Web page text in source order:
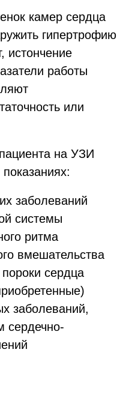
камер сердца
гипертрофию
истончение
работы
или
на УЗИ
заболеваний
системы
ритма
вмешательства
сердца
заболеваний,
сердечно-